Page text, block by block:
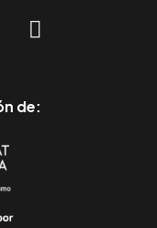
de: